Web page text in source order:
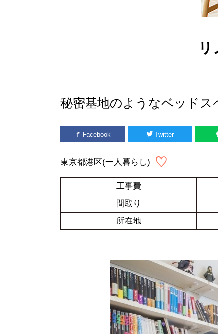
秘密基地のようなベッドス
Facebook Twitter
東京都港区(一人暮らし)
工事費
間取り
所在地